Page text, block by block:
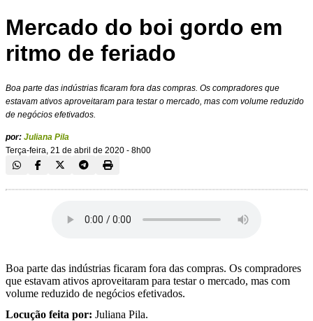
Mercado do boi gordo em
ritmo de feriado
Boa parte das indústrias ficaram fora das compras. Os compradores que
estavam ativos aproveitaram para testar o mercado, mas com volume reduzido
de negócios efetivados.
por: Juliana Pila
Terça-feira, 21 de abril de 2020 - 8h00
Boa parte das indústrias ficaram fora das compras. Os compradores
que estavam ativos aproveitaram para testar o mercado, mas com
volume reduzido de negócios efetivados.
Locução feita por: Juliana Pila.